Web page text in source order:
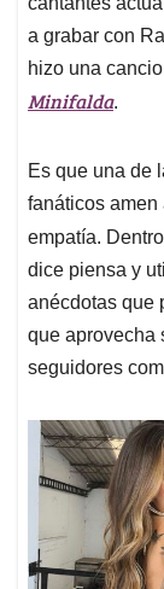
a grabar con
hizo una
Minifalda.
Es que una de
fanáticos amen
empatía.
dice piensa y
anécdotas que
que aprovecha
seguidores